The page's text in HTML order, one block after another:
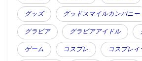
グッズ グッドスマイルカンパニー
グラビア グラビアアイドル
ゲーム コスプレ コスプレイ